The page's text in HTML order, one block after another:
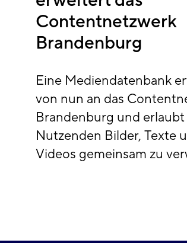
Contentnetzwerk
Brandenburg
Eine Mediendatenbank
von nun an das
Brandenburg und erlaubt
Nutzenden Bilder, Texte
Videos gemeinsam zu